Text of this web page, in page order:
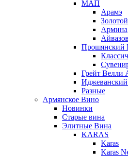
МАП
Арамэ
Золотой
Армина
Прошянский
Грейт Велли
Разные
Армянское Вино
Новинки
Старые вина
Элитные Вина
KARAS
Karas
Karas